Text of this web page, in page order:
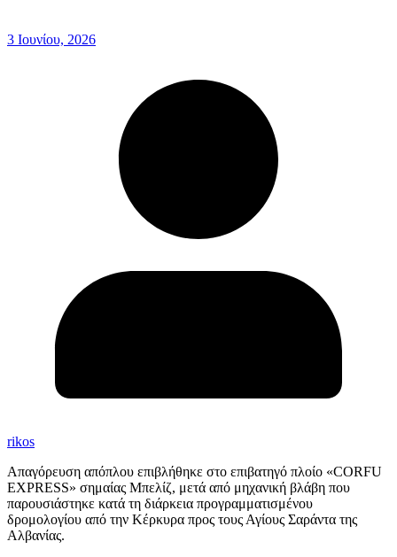
3 Ιουνίου, 2026
rikos
Απαγόρευση απόπλου επιβλήθηκε στο επιβατηγό πλοίο «CORFU
EXPRESS» σημαίας Μπελίζ, μετά από μηχανική βλάβη που
παρουσιάστηκε κατά τη διάρκεια προγραμματισμένου
δρομολογίου από την Κέρκυρα προς τους Αγίους Σαράντα της
Αλβανίας.